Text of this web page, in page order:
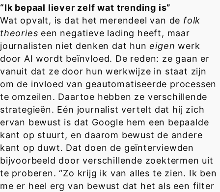
“Ik bepaal liever zelf wat trending is”
Wat opvalt, is dat het merendeel van de folk
theories een negatieve lading heeft, maar
journalisten niet denken dat huneigen werk
door AI wordt beïnvloed. De reden: ze gaan er
vanuit dat ze door hun werkwijze in staat zijn
om de invloed van geautomatiseerde processen
te omzeilen. Daartoe hebben ze verschillende
strategieën. Eén journalist vertelt dat hij zich
ervan bewust is dat Google hem een bepaalde
kant op stuurt, en daarom bewust de andere
kant op duwt. Dat doen de geïnterviewden
bijvoorbeeld door verschillende zoektermen uit
te proberen. “Zo krijg ik van alles te zien. Ik ben
me er heel erg van bewust dat het als een filter